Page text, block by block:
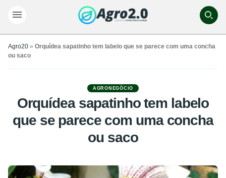
Agro20 » Orquídea sapatinho tem labelo que se parece com uma concha
ou saco
AGRONEGÓCIO
Orquídea sapatinho tem labelo
que se parece com uma concha
ou saco